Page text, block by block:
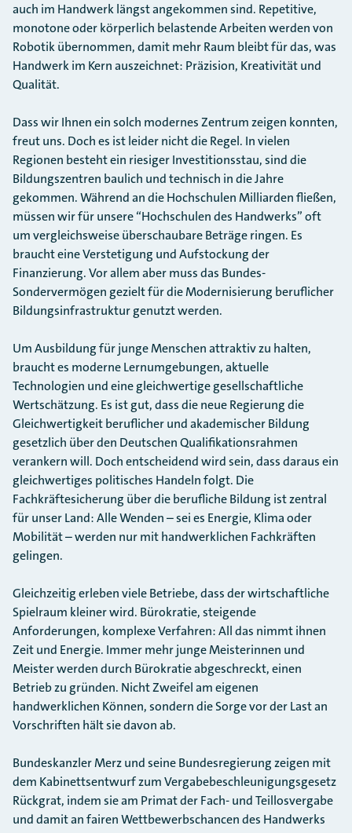
auch im Handwerk längst angekommen sind. Repetitive,
monotone oder körperlich belastende Arbeiten werden von
Robotik übernommen, damit mehr Raum bleibt für das, was
Handwerk im Kern auszeichnet: Präzision, Kreativität und
Qualität.
Dass wir Ihnen ein solch modernes Zentrum zeigen konnten,
freut uns. Doch es ist leider nicht die Regel. In vielen
Regionen besteht ein riesiger Investitionsstau, sind die
Bildungszentren baulich und technisch in die Jahre
gekommen. Während an die Hochschulen Milliarden fließen,
müssen wir für unsere “Hochschulen des Handwerks” oft
um vergleichsweise überschaubare Beträge ringen. Es
braucht eine Verstetigung und Aufstockung der
Finanzierung. Vor allem aber muss das Bundes-
Sondervermögen gezielt für die Modernisierung beruflicher
Bildungsinfrastruktur genutzt werden.
Um Ausbildung für junge Menschen attraktiv zu halten,
braucht es moderne Lernumgebungen, aktuelle
Technologien und eine gleichwertige gesellschaftliche
Wertschätzung. Es ist gut, dass die neue Regierung die
Gleichwertigkeit beruflicher und akademischer Bildung
gesetzlich über den Deutschen Qualifikationsrahmen
verankern will. Doch entscheidend wird sein, dass daraus ein
gleichwertiges politisches Handeln folgt. Die
Fachkräftesicherung über die berufliche Bildung ist zentral
für unser Land: Alle Wenden – sei es Energie, Klima oder
Mobilität – werden nur mit handwerklichen Fachkräften
gelingen.
Gleichzeitig erleben viele Betriebe, dass der wirtschaftliche
Spielraum kleiner wird. Bürokratie, steigende
Anforderungen, komplexe Verfahren: All das nimmt ihnen
Zeit und Energie. Immer mehr junge Meisterinnen und
Meister werden durch Bürokratie abgeschreckt, einen
Betrieb zu gründen. Nicht Zweifel am eigenen
handwerklichen Können, sondern die Sorge vor der Last an
Vorschriften hält sie davon ab.
Bundeskanzler Merz und seine Bundesregierung zeigen mit
dem Kabinettsentwurf zum Vergabebeschleunigungsgesetz
Rückgrat, indem sie am Primat der Fach- und Teillosvergabe
und damit an fairen Wettbewerbschancen des Handwerks